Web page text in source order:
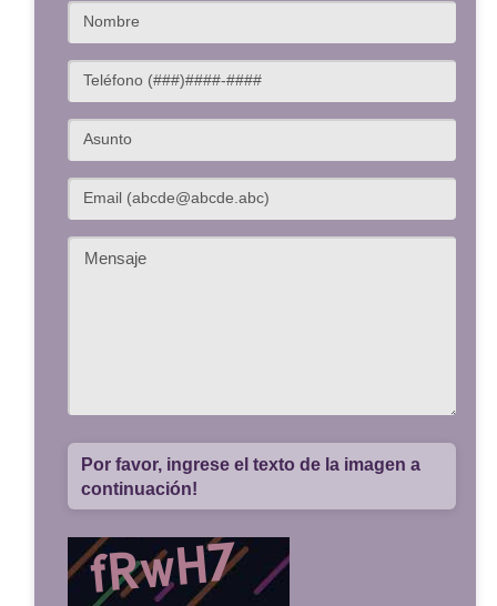
Por favor, ingrese el texto de la imagen a
continuación!